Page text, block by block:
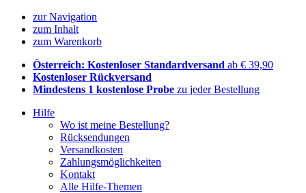
zur Navigation
zum Inhalt
zum Warenkorb
Österreich: Kostenloser Standardversand ab € 39,90
Kostenloser Rückversand
Mindestens 1 kostenlose Probe zu jeder Bestellung
Hilfe
Wo ist meine Bestellung?
Rücksendungen
Versandkosten
Zahlungsmöglichkeiten
Kontakt
Alle Hilfe-Themen